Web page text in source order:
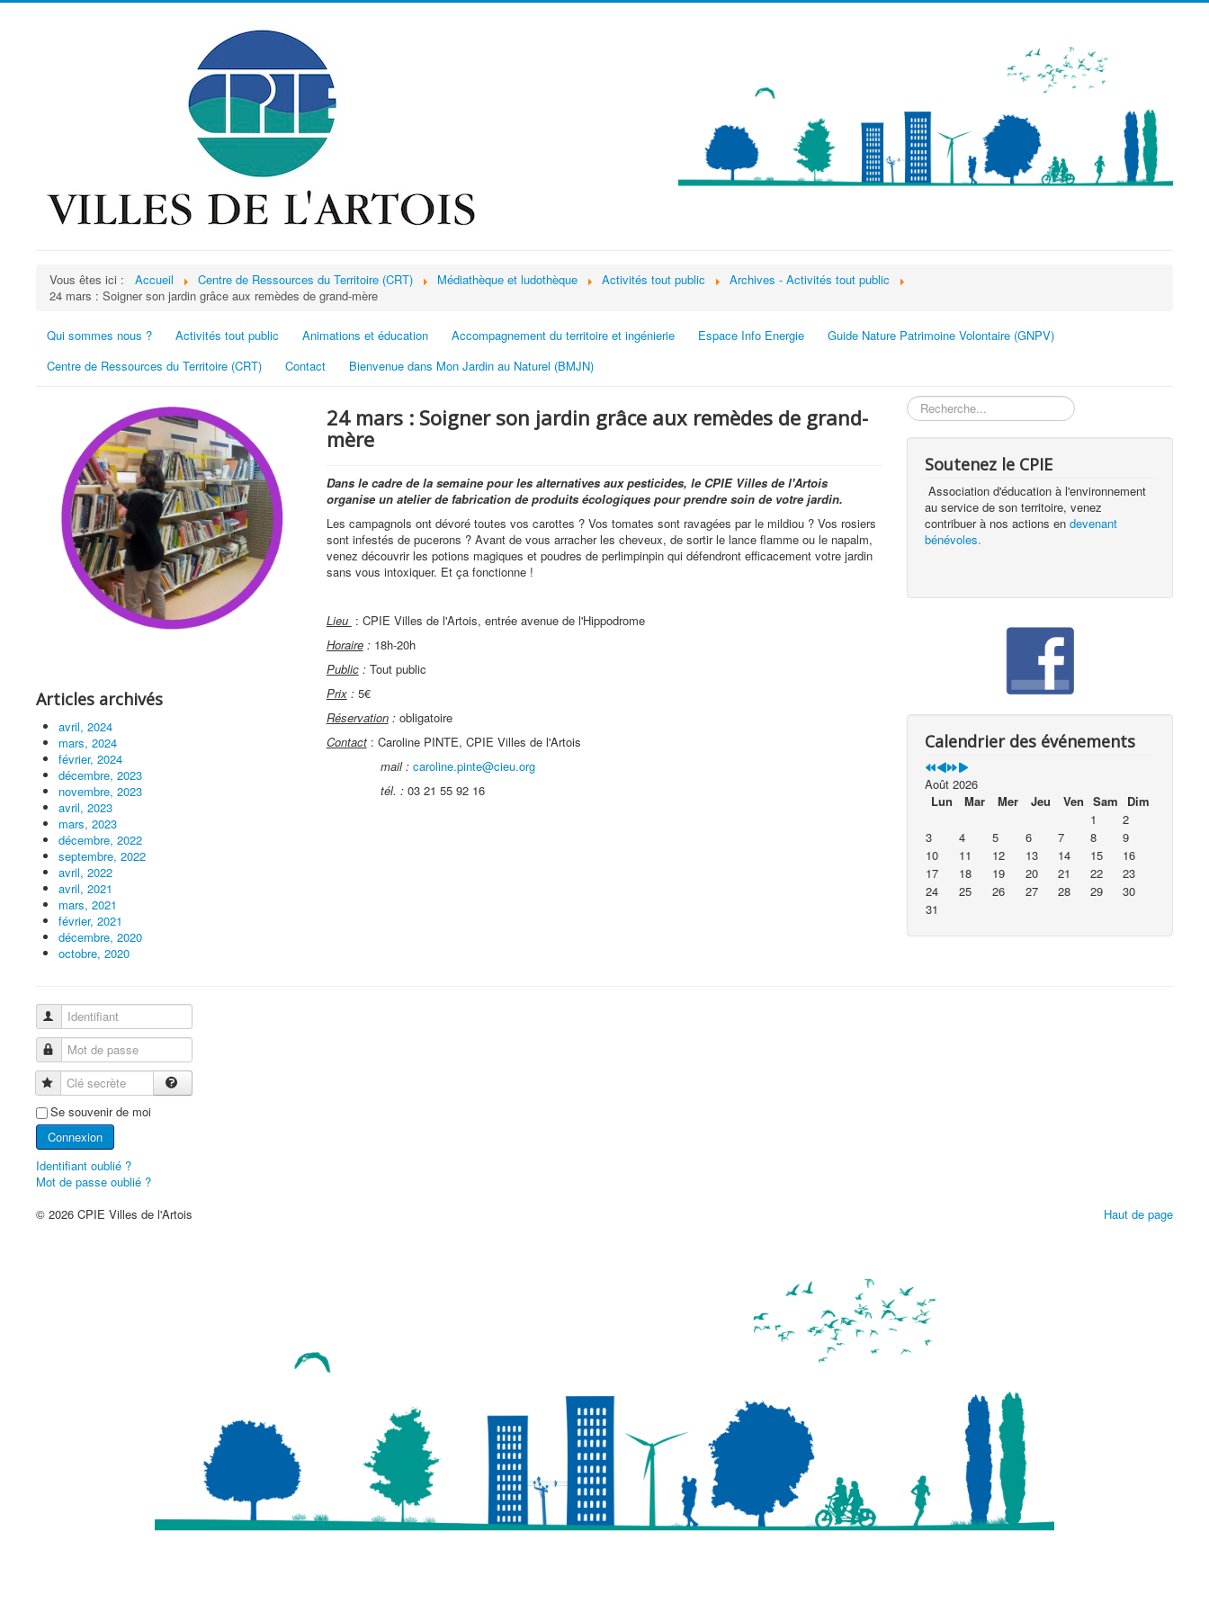
Vous êtes ici : Accueil Centre de Ressources du Territoire (CRT) Médiathèque et ludothèque Activités tout public
Archives - Activités tout public
24 mars : Soigner son jardin grâce aux remèdes de grand-mère
Qui sommes nous ? Activités tout public Animations et éducation Accompagnement du territoire et ingénierie Espace Info Energie
Guide Nature Patrimoine Volontaire (GNPV)
Centre de Ressources du Territoire (CRT)
Contact Bienvenue dans Mon Jardin au Naturel (BMJN)
Articles archivés
avril, 2024
mars, 2024
février, 2024
décembre, 2023
novembre, 2023
avril, 2023
mars, 2023
décembre, 2022
septembre, 2022
avril, 2022
avril, 2021
mars, 2021
février, 2021
décembre, 2020
octobre, 2020
24 mars : Soigner son jardin grâce aux remèdes de grand-
mère
Dans le cadre de la semaine pour les alternatives aux pesticides, le CPIE Villes de l'Artois
organise un atelier de fabrication de produits écologiques pour prendre soin de votre jardin.
Les campagnols ont dévoré toutes vos carottes ? Vos tomates sont ravagées par le mildiou ? Vos rosiers
sont infestés de pucerons ? Avant de vous arracher les cheveux, de sortir le lance flamme ou le napalm,
venez découvrir les potions magiques et poudres de perlimpinpin qui défendront efficacement votre jardin
sans vous intoxiquer. Et ça fonctionne !
Lieu : CPIE Villes de l'Artois, entrée avenue de l'Hippodrome
Horaire:18h-20h
Public:Tout public
Prix:5€
Réservation:obligatoire
Contact : Caroline PINTE, CPIE Villes de l'Artois
mail : caroline.pinte@cieu.org
tél. :03 21 55 92 16
Rechercher
Soutenez le CPIE
Association d'éducation à l'environnement
au service de son territoire, venez
contribuer à nos actions endevenant
bénévoles.
Calendrier des événements
Août 2026
Lun
Mar Mer Jeu Ven Sam
Dim
1
2
3
4 5 6 7 8
9
10
11 12 13 14 15
16
17
18 19 20 21 22
23
24
25 26 27 28 29
30
31
Identifiant
Mot de passe
Clé secrète
Se souvenir de moi
Connexion
Identifiant oublié ?
Mot de passe oublié ?
Haut de page
© 2026 CPIE Villes de l'Artois